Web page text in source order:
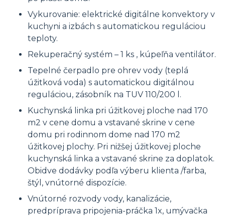
Vykurovanie: elektrické digitálne konvektory v
kuchyni a izbách s automatickou reguláciou
teploty.
Rekuperačný systém – 1 ks , kúpeľňa ventilátor.
Tepelné čerpadlo pre ohrev vody (teplá
úžitková voda) s automatickou digitálnou
reguláciou, zásobník na TUV 110/200 l.
Kuchynská linka pri úžitkovej ploche nad 170
m2 v cene domu a vstavané skrine v cene
domu pri rodinnom dome nad 170 m2
úžitkovej plochy. Pri nižšej úžitkovej ploche
kuchynská linka a vstavané skrine za doplatok.
Obidve dodávky podľa výberu klienta /farba,
štýl, vnútorné dispozície.
Vnútorné rozvody vody, kanalizácie,
predpríprava pripojenia-práčka 1x, umývačka